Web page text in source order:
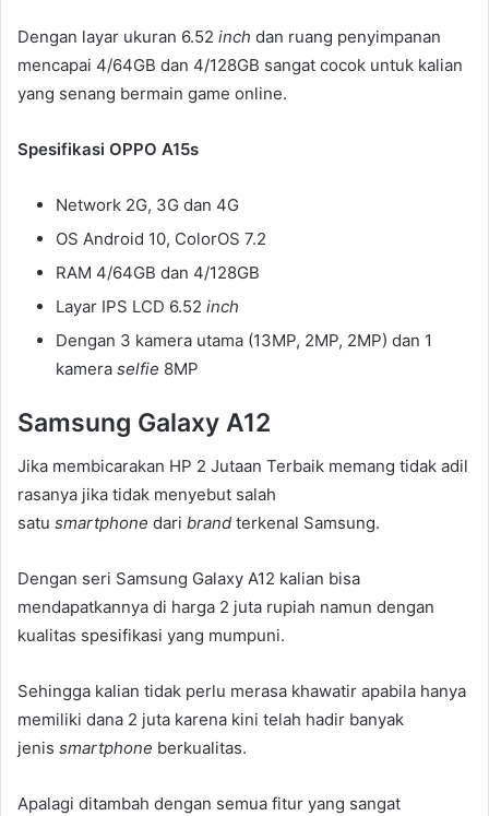
Dengan layar ukuran 6.52 inch dan ruang penyimpanan
mencapai 4/64GB dan 4/128GB sangat cocok untuk kalian
yang senang bermain game online.
Spesifikasi OPPO A15s
Network 2G, 3G dan 4G
OS Android 10, ColorOS 7.2
RAM 4/64GB dan 4/128GB
Layar IPS LCD 6.52 inch
Dengan 3 kamera utama (13MP, 2MP, 2MP) dan 1
kamera selfie 8MP
Samsung Galaxy A12
Jika membicarakan HP 2 Jutaan Terbaik memang tidak adil
rasanya jika tidak menyebut salah
satu smartphone dari brand terkenal Samsung.
Dengan seri Samsung Galaxy A12 kalian bisa
mendapatkannya di harga 2 juta rupiah namun dengan
kualitas spesifikasi yang mumpuni.
Sehingga kalian tidak perlu merasa khawatir apabila hanya
memiliki dana 2 juta karena kini telah hadir banyak
jenis smartphone berkualitas.
Apalagi ditambah dengan semua fitur yang sangat